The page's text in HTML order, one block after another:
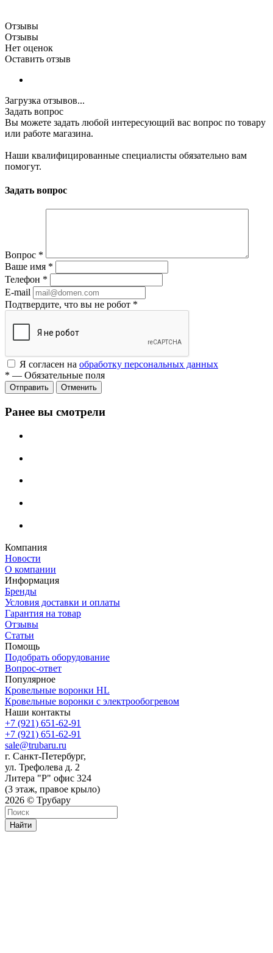
Отзывы
Отзывы
Нет оценок
Оставить отзыв
Загрузка отзывов...
Задать вопрос
Вы можете задать любой интересующий вас вопрос по товару
или работе магазина.
Наши квалифицированные специалисты обязательно вам
помогут.
Задать вопрос
Вопрос *
Ваше имя *
Телефон *
E-mail
Подтвердите, что вы не робот *
Я согласен на обработку персональных данных
* — Обязательные поля
Отменить
Ранее вы смотрели
Компания
Новости
О компании
Информация
Бренды
Условия доставки и оплаты
Гарантия на товар
Отзывы
Статьи
Помощь
Подобрать оборудование
Вопрос-ответ
Популярное
Кровельные воронки HL
Кровельные воронки с электрообогревом
Наши контакты
+7 (921) 651-62-91
+7 (921) 651-62-91
sale@trubaru.ru
г. Санкт-Петербург,
ул. Трефолева д. 2
Литера "Р" офис 324
(3 этаж, правое крыло)
2026 © Трубару
Найти